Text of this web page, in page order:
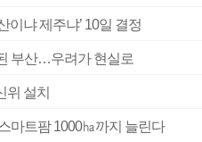
이냐 제주냐’ 10일 결정
부산…우려가 현실로
위 설치
마트팜 1000㏊까지 늘린다